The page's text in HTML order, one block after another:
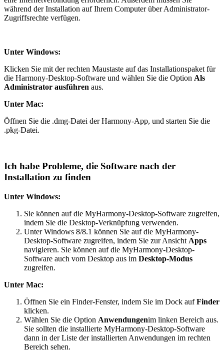
während der Installation auf Ihrem Computer über Administrator-
Zugriffsrechte verfügen.
Unter Windows:
Klicken Sie mit der rechten Maustaste auf das Installationspaket für
die Harmony-Desktop-Software und wählen Sie die Option Als
Administrator ausführen aus.
Unter Mac:
Öffnen Sie die .dmg-Datei der Harmony-App, und starten Sie die
.pkg-Datei.
Ich habe Probleme, die Software nach der
Installation zu finden
Unter Windows:
Sie können auf die MyHarmony-Desktop-Software zugreifen,
indem Sie die Desktop-Verknüpfung verwenden.
Unter Windows 8/8.1 können Sie auf die MyHarmony-
Desktop-Software zugreifen, indem Sie zur Ansicht Apps
navigieren. Sie können auf die MyHarmony-Desktop-
Software auch vom Desktop aus im Desktop-Modus
zugreifen.
Unter Mac:
Öffnen Sie ein Finder-Fenster, indem Sie im Dock aufFinder
klicken.
Wählen Sie die Option Anwendungenim linken Bereich aus.
Sie sollten die installierte MyHarmony-Desktop-Software
dann in der Liste der installierten Anwendungen im rechten
Bereich sehen.